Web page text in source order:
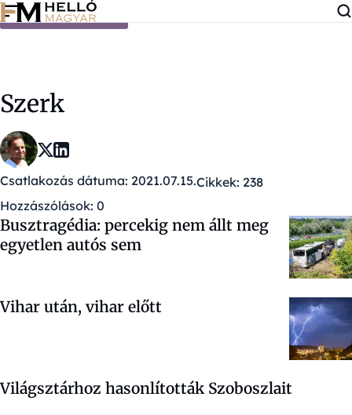
Ugrás a tartalomra
Szerk
Csatlakozás dátuma: 2021.07.15.Cikkek: 238
Hozzászólások: 0
Busztragédia: percekig nem állt meg
egyetlen autós sem
Vihar után, vihar előtt
Világsztárhoz hasonlították Szoboszlait